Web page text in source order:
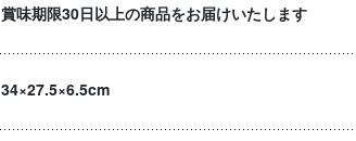
賞味期限30日以上の商品をお届けいたします
34×27.5×6.5cm